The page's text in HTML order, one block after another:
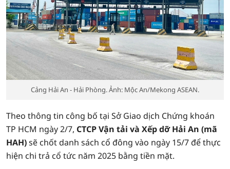
Cảng Hải An - Hải Phòng. Ảnh: Mộc An/Mekong ASEAN.
Theo thông tin công bố tại Sở Giao dịch Chứng khoán
TP HCM ngày 2/7, CTCP Vận tải và Xếp dỡ Hải An (mã
HAH)sẽ chốt danh sách cổ đông vào ngày 15/7 để thực
hiện chi trả cổ tức năm 2025 bằng tiền mặt.